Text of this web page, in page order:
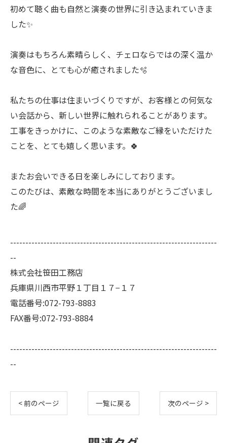
初めて聴く曲も自然と演奏の世界に引き込まれていきま
した✨
演奏はもちろん素晴らしく、チェロならではの深く温か
な音色に、とても心が癒されました🫧
私たちの仕事は住まいづくりですが、お客様との何気な
い会話から、新しい世界に触れられることがあります。
工事をきっかけに、このような素敵なご縁をいただけた
ことを、とても嬉しく思います。🍀
またお会いできる日を楽しみにしております。
このたびは、素敵な時間を本当にありがとうございまし
た🌈
--------------------------------------------------------------------
--
株式会社笹田工務店
兵庫県川西市平野１丁目１７−１７
電話番号:072-793-8883
FAX番号:072-793-8884
--------------------------------------------------------------------
--
< 前のページ 一覧に戻る 次のページ >